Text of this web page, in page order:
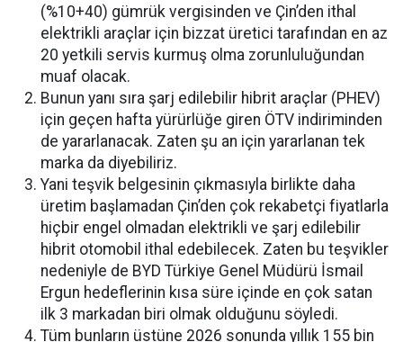
(%10+40) gümrük vergisinden ve Çin’den ithal
elektrikli araçlar için bizzat üretici tarafından en az
20 yetkili servis kurmuş olma zorunluluğundan
muaf olacak.
Bunun yanı sıra şarj edilebilir hibrit araçlar (PHEV)
için geçen hafta yürürlüğe giren ÖTV indiriminden
de yararlanacak. Zaten şu an için yararlanan tek
marka da diyebiliriz.
Yani teşvik belgesinin çıkmasıyla birlikte daha
üretim başlamadan Çin’den çok rekabetçi fiyatlarla
hiçbir engel olmadan elektrikli ve şarj edilebilir
hibrit otomobil ithal edebilecek. Zaten bu teşvikler
nedeniyle de BYD Türkiye Genel Müdürü İsmail
Ergun hedeflerinin kısa süre içinde en çok satan
ilk 3 markadan biri olmak olduğunu söyledi.
Tüm bunların üstüne 2026 sonunda yıllık 155 bin